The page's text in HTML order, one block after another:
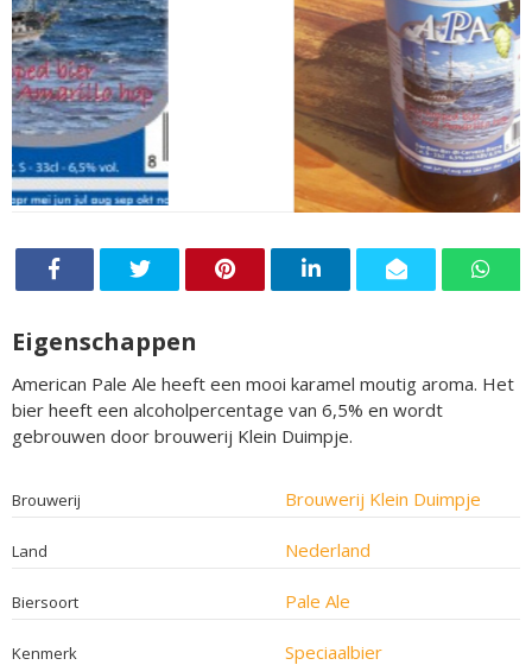
Eigenschappen
American Pale Ale heeft een mooi karamel moutig aroma. Het
bier heeft een alcoholpercentage van 6,5% en wordt
gebrouwen door brouwerij Klein Duimpje.
Brouwerij Brouwerij Klein Duimpje
Land Nederland
Biersoort Pale Ale
Kenmerk Speciaalbier